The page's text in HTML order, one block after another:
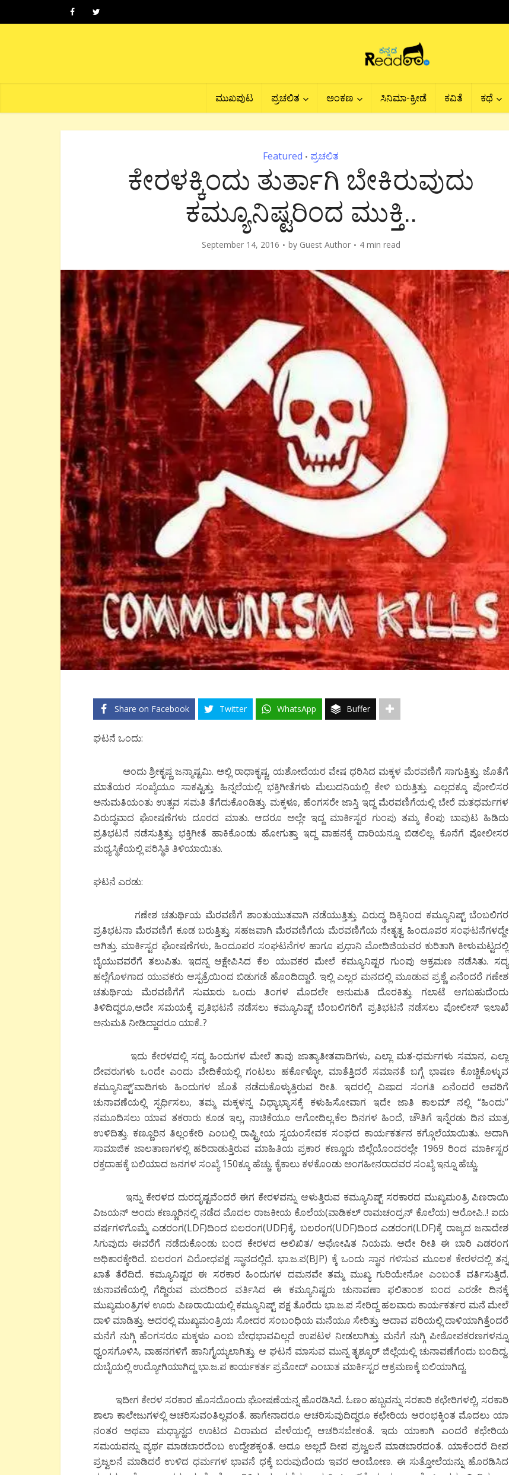
ಮುಖಪುಟ ಪ್ರಚಲಿತ ಅಂಕಣ ಸಿನಿಮಾ-ಕ್ರೀಡೆ ಕವಿತೆ ಕಥೆ
Featured • ಪ್ರಚಲಿತ
ಕೇರಳಕ್ಕಿಂದು ತುರ್ತಾಗಿ ಬೇಕಿರುವುದು
ಕಮ್ಯೂನಿಷ್ಟರಿಂದ ಮುಕ್ತಿ..
September 14, 2016 by Guest Author 4 min read
Share on Facebook Twitter WhatsApp Buffer
ಘಟನೆ ಒಂದು:
ಅಂದು ಶ್ರೀಕೃಷ್ಣ ಜನ್ಮಾಷ್ಟಮಿ. ಅಲ್ಲಿ ರಾಧಾಕೃಷ್ಣ, ಯಶೋದೆಯರ ವೇಷ ಧರಿಸಿದ ಮಕ್ಕಳ ಮೆರವಣಿಗೆ ಸಾಗುತ್ತಿತ್ತು. ಜೊತೆಗೆ
ಮಾತೆಯರ ಸಂಖ್ಯೆಯೂ ಸಾಕಷ್ಟಿತ್ತು. ಹಿನ್ನಲೆಯಲ್ಲಿ ಭಕ್ತಿಗೀತೆಗಳು ಮೆಲುದನಿಯಲ್ಲಿ ಕೇಳಿ ಬರುತ್ತಿತ್ತು. ಎಲ್ಲದಕ್ಕೂ ಪೋಲಿಸರ
ಅನುಮತಿಯಂತು ಉತ್ಸವ ಸಮತಿ ತೆಗೆದುಕೊಂಡಿತ್ತು. ಮಕ್ಕಳೂ, ಹೆಂಗಸರೇ ಜಾಸ್ತಿ ಇದ್ದ ಮೆರವಣಿಗೆಯಲ್ಲಿ ಬೇರೆ ಮತಧರ್ಮಗಳ
ವಿರುದ್ಧವಾದ ಘೋಷಣೆಗಳು ದೂರದ ಮಾತು. ಆದರೂ ಅಲ್ಲೇ ಇದ್ದ ಮಾರ್ಕಿಸ್ಟರ ಗುಂಪು ತಮ್ಮ ಕೆಂಪು ಬಾವುಟ ಹಿಡಿದು
ಪ್ರತಿಭಟನೆ ನಡೆಸುತ್ತಿತ್ತು. ಭಕ್ತಿಗೀತೆ ಹಾಕಿಕೊಂಡು ಹೋಗುತ್ತಾ ಇದ್ದ ವಾಹನಕ್ಕೆ ದಾರಿಯನ್ನೂ ಬಿಡಲಿಲ್ಲ. ಕೊನೆಗೆ ಪೋಲೀಸರ
ಮಧ್ಯಸ್ಥಿಕೆಯಲ್ಲಿ ಪರಿಸ್ಥಿತಿ ತಿಳಿಯಾಯಿತು.
ಘಟನೆ ಎರಡು:
ಗಣೇಶ ಚತುರ್ಥಿಯ ಮೆರವಣಿಗೆ ಶಾಂತುಯುತವಾಗಿ ನಡೆಯುತ್ತಿತ್ತು. ವಿರುದ್ಢ ದಿಕ್ಕಿನಿಂದ ಕಮ್ಯೂನಿಷ್ಟ್ ಬೆಂಬಲಿಗರ
ಪ್ರತಿಭಟನಾ ಮೆರವಣಿಗೆ ಕೂಡ ಬರುತ್ತಿತ್ತು. ಸಹಜವಾಗಿ ಮೆರವಣಿಗೆಯ ಮೆರವಣಿಗೆಯ ನೇತೃತ್ವ ಹಿಂದೂಪರ ಸಂಘಟನೆಗಳದ್ದೇ
ಆಗಿತ್ತು. ಮಾರ್ಕಿಸ್ಟರ ಘೋಷಣೆಗಳು, ಹಿಂದೂಪರ ಸಂಘಟನೆಗಳ ಹಾಗೂ ಪ್ರಧಾನಿ ಮೋದಿಜಿಯವರ ಕುರಿತಾಗಿ ಕೀಳುಮಟ್ಟದಲ್ಲಿ
ಬೈಯುವವರೆಗೆ ತಲುಪಿತು. ಇದನ್ನ ಆಕ್ಷೇಪಿಸಿದ ಕೆಲ ಯುವಕರ ಮೇಲೆ ಕಮ್ಯೂನಿಷ್ಟರ ಗುಂಪು ಆಕ್ರಮಣ ನಡೆಸಿತು. ಸದ್ಯ
ಹಲ್ಲೆಗೊಳಗಾದ ಯುವಕರು ಆಸ್ಪತ್ರೆಯಿಂದ ಬಿಡುಗಡೆ ಹೊಂದಿದ್ದಾರೆ. ಇಲ್ಲಿ ಎಲ್ಲರ ಮನದಲ್ಲಿ ಮೂಡುವ ಪ್ರಶ್ಣೆ ಏನೆಂದರೆ ಗಣೇಶ
ಚತುರ್ಥಿಯ ಮೆರವಣಿಗೆಗೆ ಸುಮಾರು ಒಂದು ತಿಂಗಳ ಮೊದಲೇ ಅನುಮತಿ ದೊರಕಿತ್ತು. ಗಲಾಟೆ ಆಗಬಹುದೆಂದು
ತಿಳಿದಿದ್ದರೂ,ಅದೇ ಸಮಯಕ್ಕೆ ಪ್ರತಿಭಟನೆ ನಡೆಸಲು ಕಮ್ಯೂನಿಷ್ಟ್ ಬೆಂಬಲಿಗರಿಗೆ ಪ್ರತಿಭಟನೆ ನಡೆಸಲು ಪೋಲೀಸ್ ಇಲಾಖೆ
ಅನುಮತಿ ನೀಡಿದ್ದಾದರೂ ಯಾಕೆ..?
ಇದು ಕೇರಳದಲ್ಲಿ ಸದ್ಯ ಹಿಂದುಗಳ ಮೇಲೆ ತಾವು ಜಾತ್ಯಾತೀತವಾದಿಗಳು, ಎಲ್ಲಾ ಮತ-ಧರ್ಮಗಳು ಸಮಾನ, ಎಲ್ಲಾ
ದೇವರುಗಳು ಒಂದೇ ಎಂದು ವೇದಿಕೆಯಲ್ಲಿ ಗಂಟಲು ಹರ್ಕೊಳ್ಳೋ, ಮಾತೆತ್ತಿದರೆ ಸಮಾನತೆ ಬಗ್ಗೆ ಭಾಷಣ ಕೊಚ್ಚಿಕೊಳ್ಳುವ
ಕಮ್ಯೂನಿಷ್ಟ್’ವಾದಿಗಳು ಹಿಂದುಗಳ ಜೊತೆ ನಡೆದುಕೊಳ್ಳುತ್ತಿರುವ ರೀತಿ. ಇದರಲ್ಲಿ ವಿಷಾದ ಸಂಗತಿ ಏನೆಂದರೆ ಅವರಿಗೆ
ಚುನಾವಣೆಯಲ್ಲಿ ಸ್ಫರ್ಧಿಸಲು, ತಮ್ಮ ಮಕ್ಕಳನ್ನ ವಿಧ್ಯಾಭ್ಯಾಸಕ್ಕೆ ಕಳುಹಿಸೋವಾಗ ಇದೇ ಜಾತಿ ಕಾಲಮ್ ನಲ್ಲಿ “ಹಿಂದು”
ನಮೂದಿಸಲು ಯಾವ ತಕರಾರು ಕೂಡ ಇಲ್ಲ, ನಾಚಿಕೆಯೂ ಆಗೋದಿಲ್ಲ.ಕೆಲ ದಿನಗಳ ಹಿಂದೆ, ಚೌತಿಗೆ ಇನ್ನೆರಡು ದಿನ ಮಾತ್ರ
ಉಳಿದಿತ್ತು. ಕಣ್ಣೂರಿನ ತಿಲ್ಲಂಕೇರಿ ಎಂಬಲ್ಲಿ ರಾಷ್ಟ್ರೀಯ ಸ್ವಯಂಸೇವಕ ಸಂಘದ ಕಾರ್ಯಕರ್ತನ ಕಗ್ಗೊಲೆಯಾಯಿತು. ಅದಾಗಿ
ಸಾಮಾಜಿಕ ಜಾಲತಾಣಗಳಲ್ಲಿ ಹರಿದಾಡುತ್ತಿರುವ ಮಾಹಿತಿಯ ಪ್ರಕಾರ ಕಣ್ಣೂರು ಜಿಲ್ಲೆಯೊಂದರಲ್ಲೇ 1969 ರಿಂದ ಮಾರ್ಕಿಸ್ಟರ
ರಕ್ತದಾಹಕ್ಕೆ ಬಲಿಯಾದ ಜನಗಳ ಸಂಖ್ಯೆ 150ಕ್ಕೂ ಹೆಚ್ಚು. ಕೈಕಾಲು ಕಳಕೊಂಡು ಅಂಗಹೀನರಾದವರ ಸಂಖ್ಯೆ ಇನ್ನೂ ಹೆಚ್ಚು.
ಇನ್ನು ಕೇರಳದ ದುರದೃಷ್ಟವೆಂದರೆ ಈಗ ಕೇರಳವನ್ನು ಆಳುತ್ತಿರುವ ಕಮ್ಯೂನಿಷ್ಟ್ ಸರಕಾರದ ಮುಖ್ಯಮಂತ್ರಿ ಪಿಣರಾಯಿ
ವಿಜಯನ್ ಅಂದು ಕಣ್ಣೂರಿನಲ್ಲಿ ನಡೆದ ಮೊದಲ ರಾಜಕೀಯ ಕೊಲೆಯ(ವಾಡಿಕಲ್ ರಾಮಚಂದ್ರನ್ ಕೊಲೆಯ) ಆರೋಪಿ..! ಐದು
ವರ್ಷಗಳಿಗೊಮ್ಮೆ ಎಡರಂಗ(LDF)ದಿಂದ ಬಲರಂಗ(UDF)ಕ್ಕೆ, ಬಲರಂಗ(UDF)ದಿಂದ ಎಡರಂಗ(LDF)ಕ್ಕೆ ರಾಜ್ಯದ ಜನಾದೇಶ
ಸಿಗುವುದು ಈವರೆಗೆ ನಡೆದುಕೊಂಡು ಬಂದ ಕೇರಳದ ಅಲಿಖಿತ/ ಅಘೋಷಿತ ನಿಯಮ. ಅದೇ ರೀತಿ ಈ ಬಾರಿ ಎಡರಂಗ
ಅಧಿಕಾರಕ್ಕೇರಿದೆ. ಬಲರಂಗ ವಿರೋಧಪಕ್ಷ ಸ್ಥಾನದಲ್ಲಿದೆ. ಭಾ.ಜ.ಪ(BJP) ಕ್ಕೆ ಒಂದು ಸ್ಥಾನ ಗಳಿಸುವ ಮೂಲಕ ಕೇರಳದಲ್ಲಿ ತನ್ನ
ಖಾತೆ ತೆರೆದಿದೆ. ಕಮ್ಯೂನಿಷ್ಟರ ಈ ಸರಕಾರ ಹಿಂದುಗಳ ದಮನವೇ ತಮ್ಮ ಮುಖ್ಯ ಗುರಿಯೇನೋ ಎಂಬಂತೆ ವರ್ತಿಸುತ್ತಿದೆ.
ಚುನಾವಣೆಯಲ್ಲಿ ಗೆದ್ದಿರುವ ಮದದಿಂದ ವರ್ತಿಸಿದ ಈ ಕಮ್ಯೂನಿಷ್ಟರು ಚುನಾವಣಾ ಫಲಿತಾಂಶ ಬಂದ ಎರಡೇ ದಿನಕ್ಕೆ
ಮುಖ್ಯಮಂತ್ರಿಗಳ ಊರು ಪಿಣರಾಯಿಯಲ್ಲಿ ಕಮ್ಯೂನಿಷ್ಟ್ ಪಕ್ಷ ತೊರೆದು ಭಾ.ಜ.ಪ ಸೇರಿದ್ದ ಹಲವಾರು ಕಾರ್ಯಕರ್ತರ ಮನೆ ಮೇಲೆ
ದಾಳಿ ಮಾಡಿತ್ತು. ಅದರಲ್ಲಿ ಮುಖ್ಯಮಂತ್ರಿಯ ಸೋದರ ಸಂಬಂಧಿಯ ಮನೆಯೂ ಸೇರಿತ್ತು. ಅದಾವ ಪರಿಯಲ್ಲಿ ದಾಳಿಯಾಗಿತ್ತೆಂದರೆ
ಮನೆಗೆ ನುಗ್ಗಿ ಹೆಂಗಸರೂ ಮಕ್ಕಳೂ ಎಂಬ ಬೇಧಭಾವವಿಲ್ಲದೆ ಉಪಟಳ ನೀಡಲಾಗಿತ್ತು. ಮನೆಗೆ ನುಗ್ಗಿ ಪೀಠೋಪಕರಣಗಳನ್ನೂ
ಧ್ವಂಸಗೊಳಿಸಿ, ವಾಹನಗಳಿಗೆ ಹಾನಿಗೈಯ್ಯಲಾಗಿತ್ತು. ಆ ಘಟನೆ ಮಾಸುವ ಮುನ್ನ ತೃಶ್ಶೂರ್ ಜಿಲ್ಲೆಯಲ್ಲಿ ಚುನಾವಣೆಗೆಂದು ಬಂದಿದ್ದ,
ದುಬೈಯಲ್ಲಿ ಉದ್ಯೋಗಿಯಾಗಿದ್ದ ಭಾ.ಜ.ಪ ಕಾರ್ಯಕರ್ತ ಪ್ರಮೋದ್ ಎಂಬಾತ ಮಾರ್ಕಿಸ್ಟರ ಆಕ್ರಮಣಕ್ಕೆ ಬಲಿಯಾಗಿದ್ದ.
ಇದೀಗ ಕೇರಳ ಸರಕಾರ ಹೊಸದೊಂದು ಘೋಷಣೆಯನ್ನ ಹೊರಡಿಸಿದೆ. ಓಣಂ ಹಬ್ಬವನ್ನು ಸರಕಾರಿ ಕಛೇರಿಗಳಲ್ಲಿ, ಸರಕಾರಿ
ಶಾಲಾ ಕಾಲೇಜುಗಳಲ್ಲಿ ಆಚರಿಸುವಂತಿಲ್ಲವಂತೆ. ಹಾಗೇನಾದರೂ ಆಚರಿಸುವುದಿದ್ದರೂ ಕಛೇರಿಯ ಆರಂಭಕ್ಕಿಂತ ಮೊದಲು ಯಾ
ನಂತರ ಅಥವಾ ಮಧ್ಯಾನ್ಹದ ಊಟದ ವಿರಾಮದ ವೇಳೆಯಲ್ಲಿ ಆಚರಿಸಬೇಕಂತೆ. ಇದು ಯಾಕಾಗಿ ಎಂದರೆ ಕಛೇರಿಯ
ಸಮಯವನ್ನು ವ್ಯರ್ಥ ಮಾಡಬಾರದೆಂಬ ಉದ್ದೇಶಕ್ಕಂತೆ. ಅದೂ ಅಲ್ಲದೆ ದೀಪ ಪ್ರಜ್ವಲನೆ ಮಾಡಬಾರದಂತೆ. ಯಾಕೆಂದರೆ ದೀಪ
ಪ್ರಜ್ವಲನೆ ಮಾಡಿದರೆ ಉಳಿದ ಧರ್ಮಗಳ ಭಾವನೆ ಧಕ್ಕೆ ಬರುವುದೆಂದು ಇವರ ಅಂಬೋಣ. ಈ ಸುತ್ತೋಲೆಯನ್ನು ಹೊರಡಿಸಿದ